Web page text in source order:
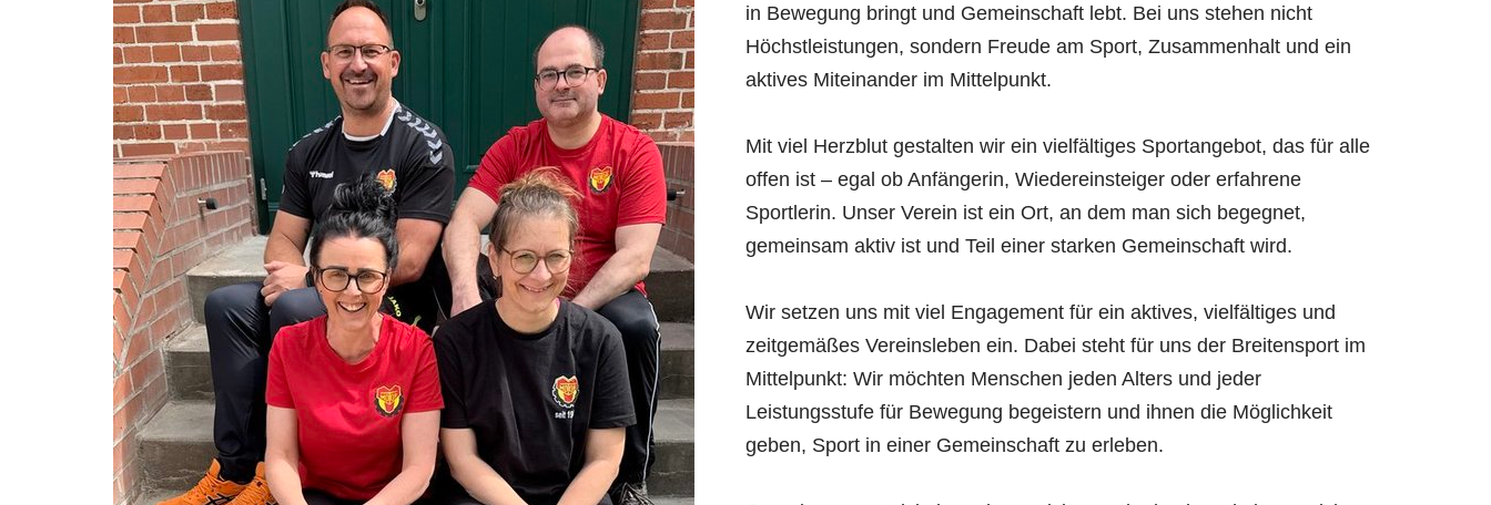
in Bewegung bringt und Gemeinschaft lebt. Bei uns stehen nicht
Höchstleistungen, sondern Freude am Sport, Zusammenhalt und ein
aktives Miteinander im Mittelpunkt.
Mit viel Herzblut gestalten wir ein vielfältiges Sportangebot, das für alle
offen ist – egal ob Anfängerin, Wiedereinsteiger oder erfahrene
Sportlerin. Unser Verein ist ein Ort, an dem man sich begegnet,
gemeinsam aktiv ist und Teil einer starken Gemeinschaft wird.
Wir setzen uns mit viel Engagement für ein aktives, vielfältiges und
zeitgemäßes Vereinsleben ein. Dabei steht für uns der Breitensport im
Mittelpunkt: Wir möchten Menschen jeden Alters und jeder
Leistungsstufe für Bewegung begeistern und ihnen die Möglichkeit
geben, Sport in einer Gemeinschaft zu erleben.